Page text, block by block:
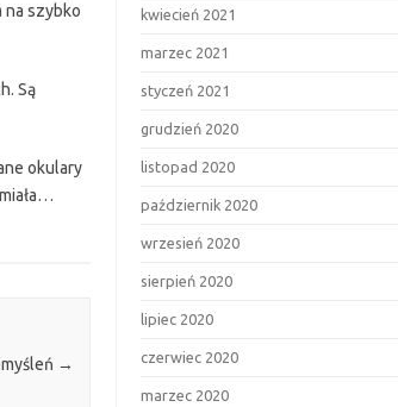
na szybko
Są
okulary
→
kwiecień 2021
marzec 2021
styczeń 2021
grudzień 2020
listopad 2020
październik 2020
wrzesień 2020
sierpień 2020
lipiec 2020
czerwiec 2020
marzec 2020